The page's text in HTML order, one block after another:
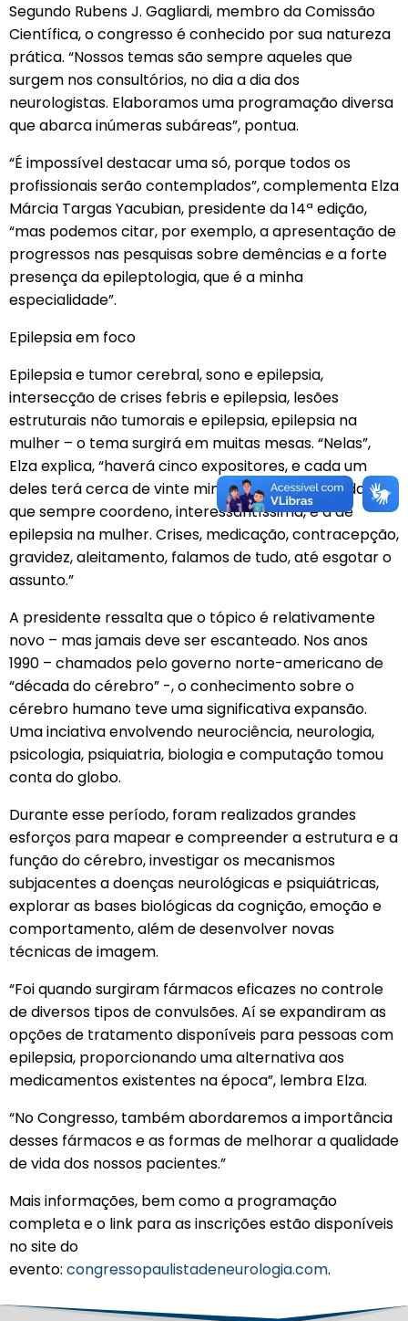
Segundo Rubens J. Gagliardi, membro da Comissão
Científica, o congresso é conhecido por sua natureza
prática. “Nossos temas são sempre aqueles que
surgem nos consultórios, no dia a dia dos
neurologistas. Elaboramos uma programação diversa
que abarca inúmeras subáreas”, pontua.
“É impossível destacar uma só, porque todos os
profissionais serão contemplados”, complementa Elza
Márcia Targas Yacubian, presidente da 14ª edição,
“mas podemos citar, por exemplo, a apresentação de
progressos nas pesquisas sobre demências e a forte
presença da epileptologia, que é a minha
especialidade”.
Epilepsia em foco
Epilepsia e tumor cerebral, sono e epilepsia,
intersecção de crises febris e epilepsia, lesões
estruturais não tumorais e epilepsia, epilepsia na
mulher – o tema surgirá em muitas mesas. “Nelas”,
Elza explica, “haverá cinco expositores, e cada um
deles terá cerca de vinte minutos de fala. Uma das
que sempre coordeno, interessantíssima, é a de
epilepsia na mulher. Crises, medicação, contracepção,
gravidez, aleitamento, falamos de tudo, até esgotar o
assunto.”
A presidente ressalta que o tópico é relativamente
novo – mas jamais deve ser escanteado. Nos anos
1990 – chamados pelo governo norte-americano de
“década do cérebro” -, o conhecimento sobre o
cérebro humano teve uma significativa expansão.
Uma inciativa envolvendo neurociência, neurologia,
psicologia, psiquiatria, biologia e computação tomou
conta do globo.
Durante esse período, foram realizados grandes
esforços para mapear e compreender a estrutura e a
função do cérebro, investigar os mecanismos
subjacentes a doenças neurológicas e psiquiátricas,
explorar as bases biológicas da cognição, emoção e
comportamento, além de desenvolver novas
técnicas de imagem.
“Foi quando surgiram fármacos eficazes no controle
de diversos tipos de convulsões. Aí se expandiram as
opções de tratamento disponíveis para pessoas com
epilepsia, proporcionando uma alternativa aos
medicamentos existentes na época”, lembra Elza.
“No Congresso, também abordaremos a importância
desses fármacos e as formas de melhorar a qualidade
de vida dos nossos pacientes.”
Mais informações, bem como a programação
completa e o link para as inscrições estão disponíveis
no site do
evento: congressopaulistadeneurologia.com.